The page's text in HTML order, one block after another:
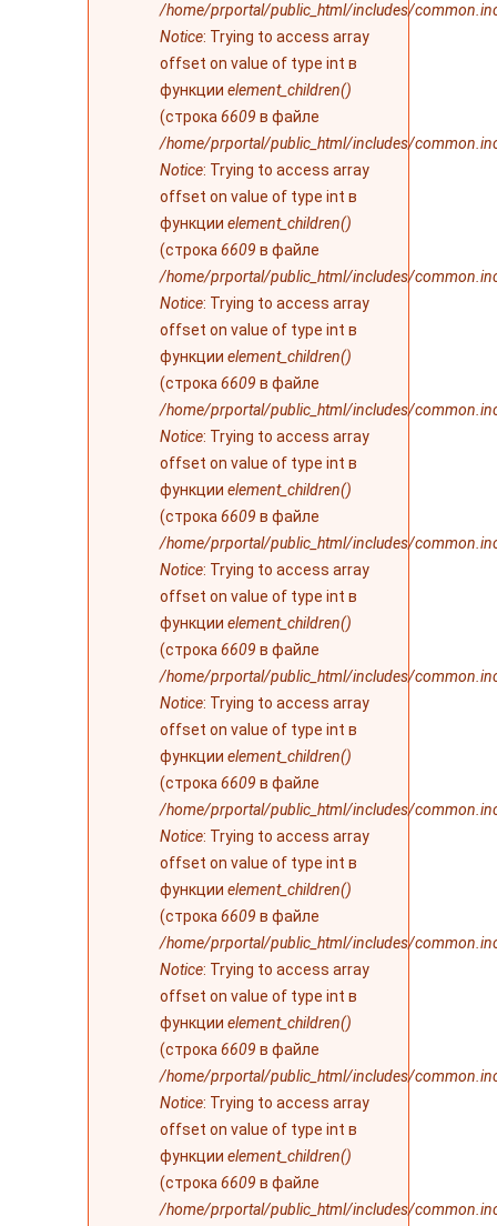
/home/prportal/public_html/includes/
Notice: Trying to access array
offset on value of type int в
функции element_children()
(строка 6609 в файле
/home/prportal/public_html/includes/
Notice: Trying to access array
offset on value of type int в
функции element_children()
(строка 6609 в файле
/home/prportal/public_html/includes/
Notice: Trying to access array
offset on value of type int в
функции element_children()
(строка 6609 в файле
/home/prportal/public_html/includes/
Notice: Trying to access array
offset on value of type int в
функции element_children()
(строка 6609 в файле
/home/prportal/public_html/includes/
Notice: Trying to access array
offset on value of type int в
функции element_children()
(строка 6609 в файле
/home/prportal/public_html/includes/
Notice: Trying to access array
offset on value of type int в
функции element_children()
(строка 6609 в файле
/home/prportal/public_html/includes/
Notice: Trying to access array
offset on value of type int в
функции element_children()
(строка 6609 в файле
/home/prportal/public_html/includes/
Notice: Trying to access array
offset on value of type int в
функции element_children()
(строка 6609 в файле
/home/prportal/public_html/includes/
Notice: Trying to access array
offset on value of type int в
функции element_children()
(строка 6609 в файле
/home/prportal/public_html/includes/